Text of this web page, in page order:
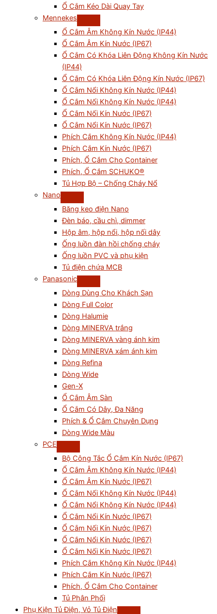
Ổ Cắm Kéo Dài Quay Tay
Mennekes
Ổ Cắm Âm Không Kín Nước (IP44)
Ổ Cắm Âm Kín Nước (IP67)
Ổ Cắm Có Khóa Liên Động Không Kín Nước
(IP44)
Ổ Cắm Có Khóa Liên Động Kín Nước (IP67)
Ổ Cắm Nổi Không Kín Nước (IP44)
Ổ Cắm Nối Không Kín Nước (IP44)
Ổ Cắm Nối Kín Nước (IP67)
Ổ Cắm Nổi Kín Nước (IP67)
Phích Cắm Không Kín Nước (IP44)
Phích Cắm Kín Nước (IP67)
Phích, Ổ Cắm Cho Container
Phích, Ổ Cắm SCHUKO®
Tủ Hợp Bộ – Chống Cháy Nổ
Nano
Băng keo điện Nano
Đèn báo, cầu chì, dimmer
Hộp âm, hộp nổi, hộp nối dây
Ống luồn đàn hồi chống cháy
Ống luồn PVC và phụ kiện
Tủ điện chứa MCB
Panasonic
Dòng Dùng Cho Khách Sạn
Dòng Full Color
Dòng Halumie
Dòng MINERVA trắng
Dòng MINERVA vàng ánh kim
Dòng MINERVA xám ánh kim
Dòng Refina
Dòng Wide
Gen-X
Ổ Cắm Âm Sàn
Ổ Cắm Có Dây, Đa Năng
Phích & Ổ Cắm Chuyên Dụng
Dòng Wide Màu
PCE
Bộ Công Tắc Ổ Cắm Kín Nước (IP67)
Ổ Cắm Âm Không Kín Nước (IP44)
Ổ Cắm Âm Kín Nước (IP67)
Ổ Cắm Nối Không Kín Nước (IP44)
Ổ Cắm Nổi Không Kín Nước (IP44)
Ổ Cắm Nổi Kín Nước (IP67)
Ổ Cắm Nối Kín Nước (IP67)
Ổ Cắm Nổi Kín Nước (IP67)
Ổ Cắm Nối Kín Nước (IP67)
Phích Cắm Không Kín Nước (IP44)
Phích Cắm Kín Nước (IP67)
Phích, Ổ Cắm Cho Container
Tủ Phân Phối
Phụ Kiện Tủ Điện, Vỏ Tủ Điện